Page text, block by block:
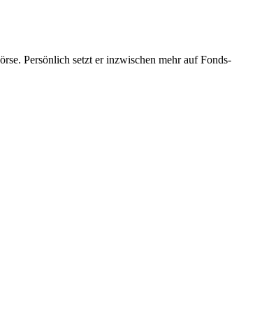
Persönlich setzt er inzwischen mehr auf Fonds-